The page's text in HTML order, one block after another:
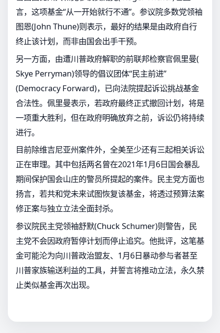
言，这项基金“从一开始就行不通”。参议院多数党领袖
图恩(John Thune)则表示，最好的结果是由政府自行
终止该计划，而非由国会出手干预。
另一方面，由遭川普政府解职的前联邦检察官佩里曼(
Skye Perryman)领导的倡议团体“民主前进”
(Democracy Forward)，已向法院提起诉讼挑战基金
合法性。佩里曼表示，若政府最终正式撤回计划，将是
一项重大胜利，但在政府明确放弃之前，诉讼仍将持续
进行。
目前除维吉尼亚州案件外，全美至少还有三起相关诉讼
正在审理。其中包括两名曾在2021年1月6日国会暴乱
期间保护国会山庄的警员所提起的案件。民主党方面也
扬言，若共和党未来试图恢复该基金，将透过预算法案
修正案与独立立法全面封杀。
参议院民主党领袖舒默(Chuck Schumer)则警告，民
主党不会因政府暂停计划而停止追究。他批评，这笔基
金可能沦为向川普政治盟友、1月6日暴动参与者甚至
川普家族输送利益的工具，并誓言将推动立法，永久禁
止类似基金再次出现。